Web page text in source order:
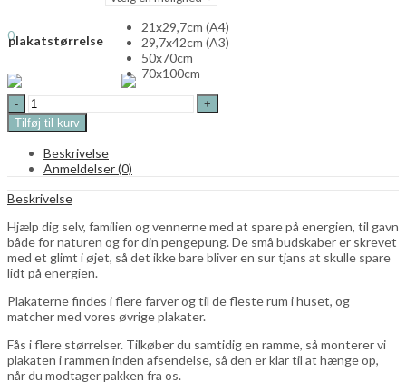
0
0,00kr.
Search
0
0,00kr.
plakatstørrelse
21x29,7cm (A4)
29,7x42cm (A3)
50x70cm
70x100cm
Spar
på
energien
bryggerset
-
white
quantity
Tilføj til kurv
Beskrivelse
Anmeldelser (0)
Beskrivelse
Hjælp dig selv, familien og vennerne med at spare på energien, til gavn
både for naturen og for din pengepung. De små budskaber er skrevet
med et glimt i øjet, så det ikke bare bliver en sur tjans at skulle spare
lidt på energien.
Plakaterne findes i flere farver og til de fleste rum i huset, og
matcher med vores øvrige plakater.
Fås i flere størrelser. Tilkøber du samtidig en ramme, så monterer vi
plakaten i rammen inden afsendelse, så den er klar til at hænge op,
når du modtager pakken fra os.